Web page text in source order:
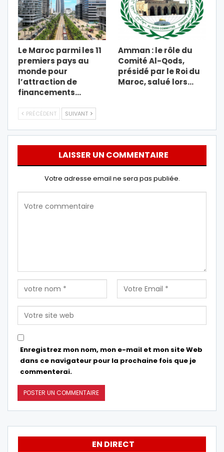
Le Maroc parmi les 11
premiers pays au
monde pour
l’attraction de
financements…
Amman : le rôle du
Comité Al-Qods,
présidé par le Roi du
Maroc, salué lors…
PRÉCÉDENT SUIVANT
LAISSER UN COMMENTAIRE
Votre adresse email ne sera pas publiée.
Enregistrez mon nom, mon e-mail et mon site Web
dans ce navigateur pour la prochaine fois que je
commenterai.
EN DIRECT